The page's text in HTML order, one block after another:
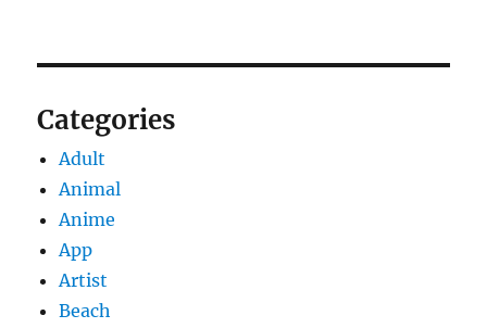
Categories
Adult
Animal
Anime
App
Artist
Beach